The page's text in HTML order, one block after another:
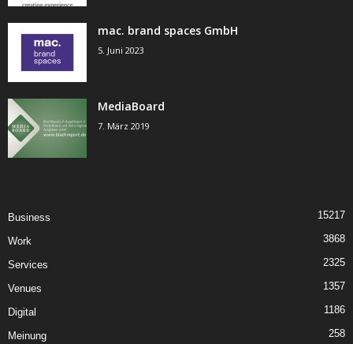
mac. brand spaces GmbH
5. Juni 2023
MediaBoard
7. März 2019
Business 15217
Work 3868
Services 2325
Venues 1357
Digital 1186
Meinung 258